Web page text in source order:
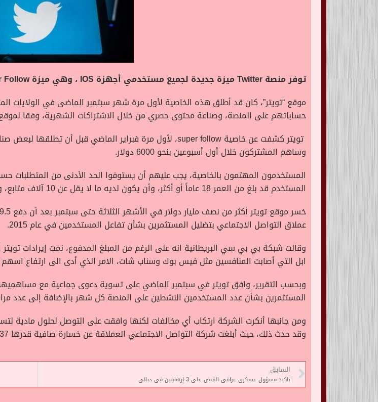
توفر منصة Twitter ميزة جديدة لجميع مستخدمي أجهزة IOS ، وهي ميزة Super Follow ، والتي يمكنهم من خلالها متابعة منشئي المحتوى.
موقع “تويتر”، كان قد أطلق هذه الخاصية لأول مرة شهر سبتمبر الماضى في الولايات
حساباتهم على المنصة، وصناعة محتوى حصري من خلال الاشتراكات الشهرية، وفقا
تويتر كشفت عن خاصية super follow، لأول مرة
فبراير الماضي قبل أن تطلقها لبعض
وساهم المشتركون خلال أول أسبوعين بنحو 6000 دولار
.
المستخدمون المهتمون بالخاصية، يجب عليهم أن يستوفوا الحد الأدنى من المتطلبات
المستخدم قد بلغ من العمر 18 عاماً أو أكثر، وأن يكون لديه ما لا يقل عن 10 آلاف متابع، وأن يكون قد غرد ما لا يقل عن 25 مرة خلال الـ30 يوماً الماضية
عملاق التواصل الاجتماعي بتضليل المستثمرين بشأن تفاعل المستخدمين في عام 2015.
ابل التي أصابت المنافسين مثل فيس بوك وسناب شات، الامر الذي أدى الى ارتفاع اسهم
المستثمرين بشأن عدد المستخدمين النشطين على المنصة كل شهر بالإضافة إلى عدد
ومن جانبها أنكرت الشركة ارتكاب أي مخالفات لكنها وافقت على التوصل لحلول مادية
وقد حدث ذلك، حيث أبلغت شركة التواصل الاجتماعي العملاقة عن خسارة صافية قدرها 537 مليون دولار في الربع الثالث.
السابق
تاكيد مسؤول عسكرى عراقى القبض على 3 إرهابيين فى ديالى